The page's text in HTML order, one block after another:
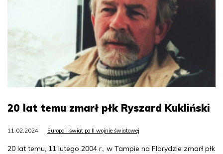
20 lat temu zmarł płk Ryszard Kukliński
11.02.2024 Europa i świat po II wojnie światowej
20 lat temu, 11 lutego 2004 r., w Tampie na Florydzie zmarł płk